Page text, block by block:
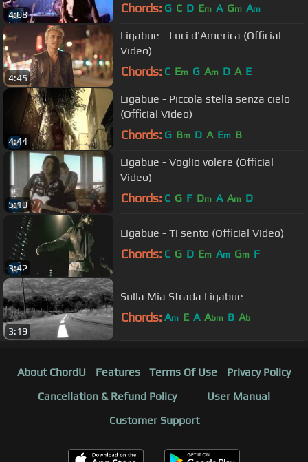
4:08 Chords: G C D Em A Gm Am
4:45
Ligabue - Luci d'America (Official
Video)
Chords: C Em G Am D A E
4:44
Ligabue - Piccola stella senza cielo
(Official Video)
Chords: G Bm D A Em B
5:10
Ligabue - Voglio volere (Official
Video)
Chords: C G F Dm A Am D
3:42
Ligabue - Ti sento (Official Video)
Chords: C G D Em Am Gm F
3:19
Sulla Mia Strada Ligabue
Chords: Am E A Abm B Ab
About ChordU Features Terms Of Use
Privacy Policy
Cancellation & Refund Policy
User Manual
Customer Support